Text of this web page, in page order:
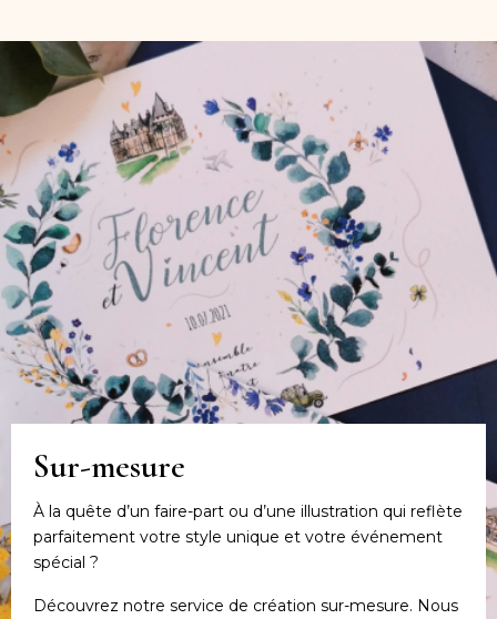
Sur-mesure
À la quête d’un faire-part ou d’une illustration qui reflète
parfaitement votre style unique et votre événement
spécial ?
Découvrez notre service de création sur-mesure. Nous